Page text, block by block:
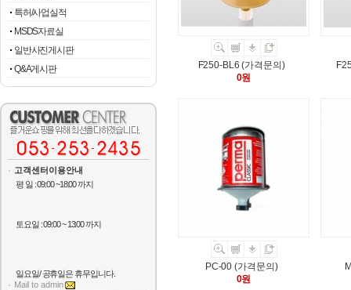
특허/사업실적
MSDS자료실
일반사진게시판
Q&A게시판
고객센터이용안내
평 일 : 09:00 ~18:00 까지
토요일 : 09:00 ~ 13:00 까지
일요일/ 공휴일은 휴무입니다.
Mail to admin
F250-BL6 (가격문의)
0원
PC-00 (가격문의)
0원